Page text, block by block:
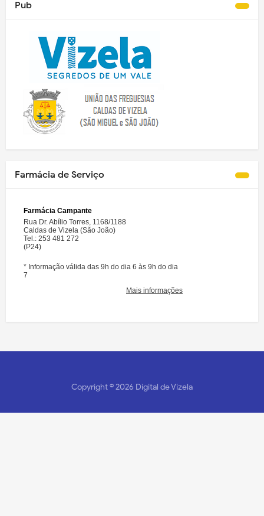
Pub
Farmácia de Serviço
Copyright ©2026 Digital de Vizela